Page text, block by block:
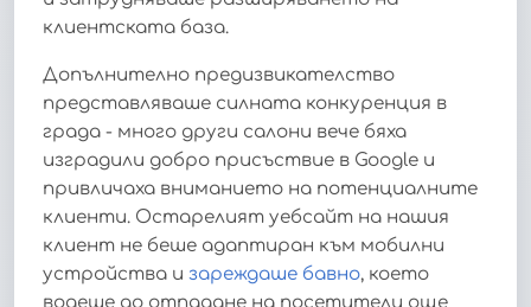
клиентската база.
Допълнително предизвикателство
представляваше силната конкуренция в
града - много други салони вече бяха
изградили добро присъствие в Google и
привличаха вниманието на потенциалните
клиенти. Остарелият уебсайт на нашия
клиент не беше адаптиран към мобилни
устройства и зареждаше бавно, което